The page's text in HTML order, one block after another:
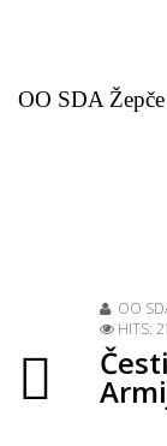
OO SDA Žepče
OO
HITS: